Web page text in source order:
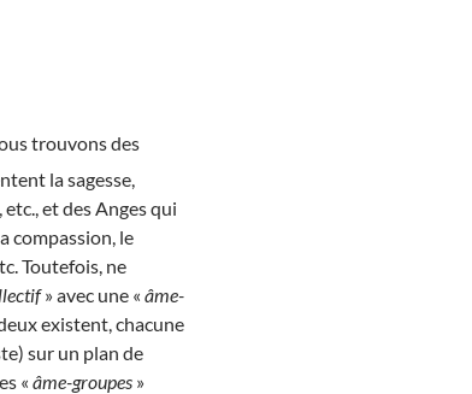
trouvons des
la sagesse,
et des Anges qui
compassion, le
Toutefois, ne
» avec une « âme-
existent, chacune
sur un plan de
« âme-groupes »